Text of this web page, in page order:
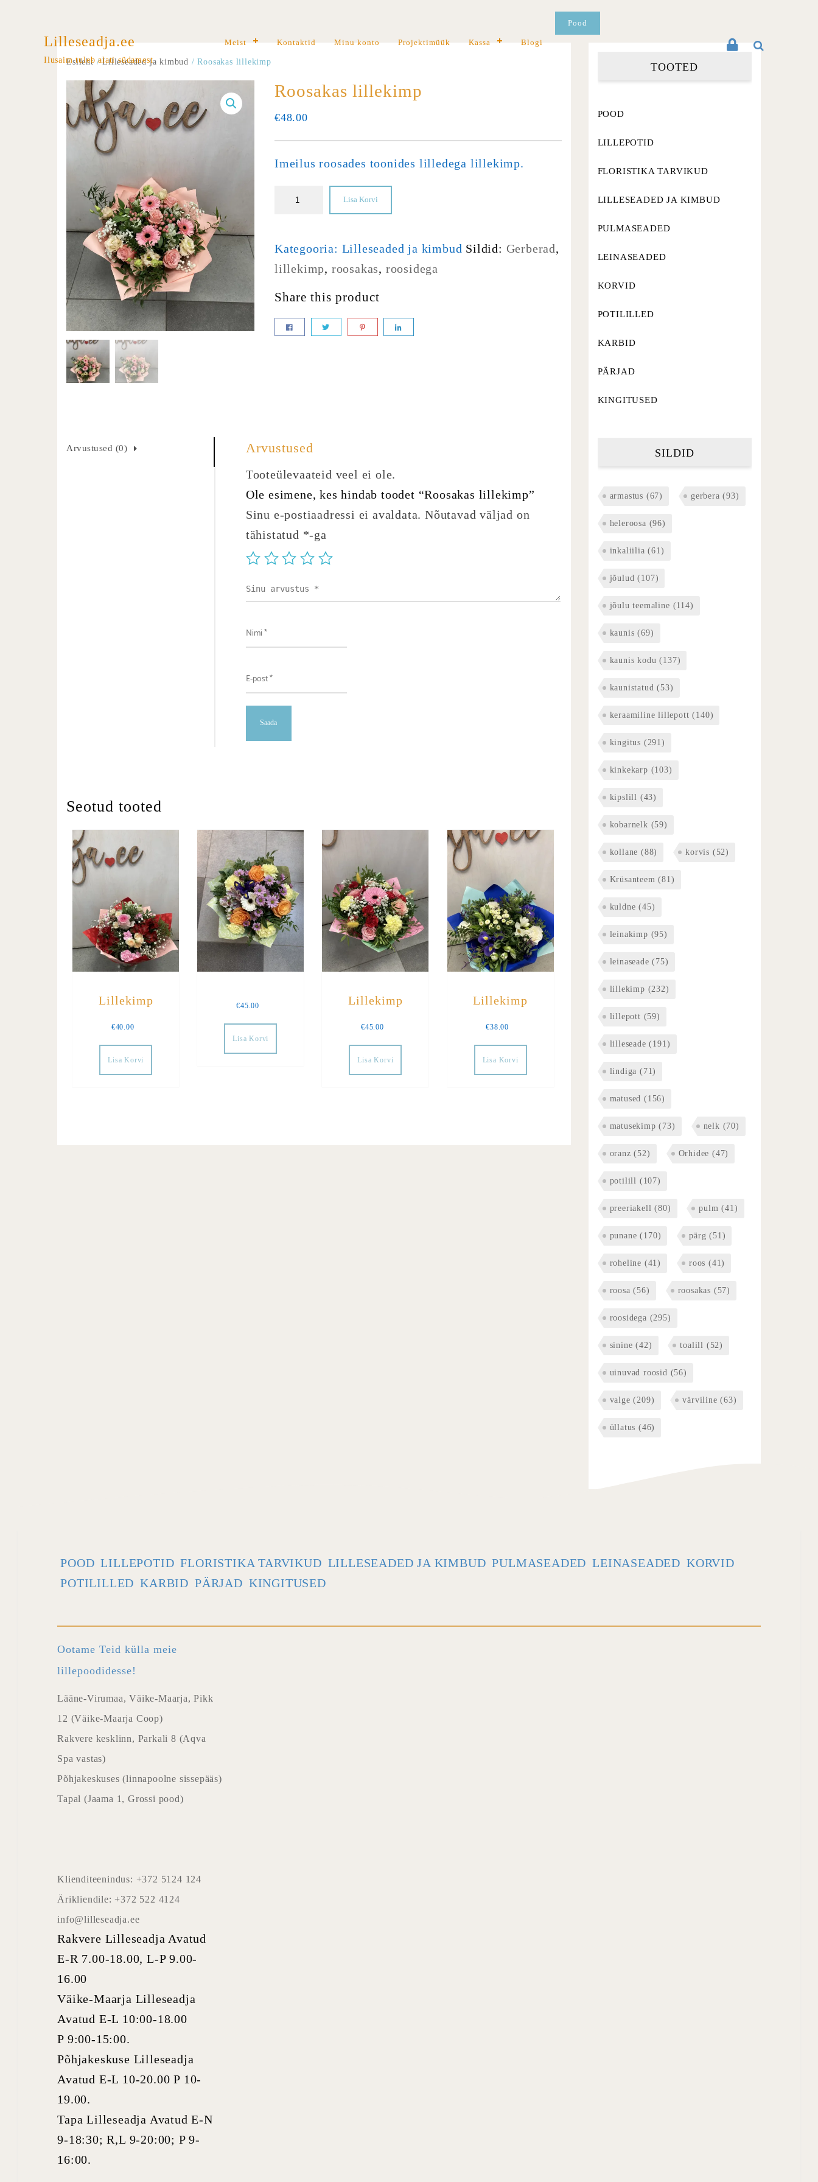
Lilleseadja.ee
Ilusaim tuleb alati südamest
Meist Kontaktid Minu konto Projektimüük Kassa Blogi
Pood
Esileht/Lilleseaded ja kimbud / Roosakas lillekimp
Roosakas lillekimp
€48.00
Imeilus roosades toonides lilledega lillekimp.
Lisa Korvi
Kategooria: Lilleseaded ja kimbud Sildid: Gerberad,
lillekimp, roosakas, roosidega
Share this product
Arvustused (0) Arvustused
Tooteülevaateid veel ei ole.
Ole esimene, kes hindab toodet “Roosakas lillekimp”
Sinu e-postiaadressi ei avaldata. Nõutavad väljad on
tähistatud *-ga
Seotud tooted
Lillekimp
€40.00
Lisa Korvi
€45.00
Lisa Korvi
Lillekimp
€45.00
Lisa Korvi
Lillekimp
€38.00
Lisa Korvi
TOOTED
POOD
LILLEPOTID
FLORISTIKA TARVIKUD
LILLESEADED JA KIMBUD
PULMASEADED
LEINASEADED
KORVID
POTILILLED
KARBID
PÄRJAD
KINGITUSED
SILDID
armastus (67) gerbera (93)
heleroosa (96)
inkaliilia (61)
jõulud (107)
jõulu teemaline (114)
kaunis (69)
kaunis kodu (137)
kaunistatud (53)
keraamiline lillepott (140)
kingitus (291)
kinkekarp (103)
kipslill (43)
kobarnelk (59)
kollane (88) korvis (52)
Krüsanteem (81)
kuldne (45)
leinakimp (95)
leinaseade (75)
lillekimp (232)
lillepott (59)
lilleseade (191)
lindiga (71)
matused (156)
matusekimp (73) nelk (70)
oranz (52) Orhidee (47)
potilill (107)
preeriakell (80) pulm (41)
punane (170) pärg (51)
roheline (41) roos (41)
roosa (56) roosakas (57)
roosidega (295)
sinine (42) toalill (52)
uinuvad roosid (56)
valge (209) värviline (63)
üllatus (46)
POOD LILLEPOTID FLORISTIKA TARVIKUD LILLESEADED JA KIMBUD PULMASEADED LEINASEADED KORVID
POTILILLED KARBID PÄRJAD KINGITUSED
Ootame Teid külla meie
lillepoodidesse!
Lääne-Virumaa, Väike-Maarja, Pikk
12 (Väike-Maarja Coop)
Rakvere kesklinn, Parkali 8 (Aqva
Spa vastas)
Põhjakeskuses (linnapoolne sissepääs)
Tapal (Jaama 1, Grossi pood)
Klienditeenindus: +372 5124 124
Ärikliendile: +372 522 4124
info@lilleseadja.ee
Rakvere Lilleseadja Avatud
E-R 7.00-18.00, L-P 9.00-
16.00
Väike-Maarja Lilleseadja
Avatud E-L 10:00-18.00
P 9:00-15:00.
Põhjakeskuse Lilleseadja
Avatud E-L 10-20.00 P 10-
19.00.
Tapa Lilleseadja Avatud E-N
9-18:30; R,L 9-20:00; P 9-
16:00.